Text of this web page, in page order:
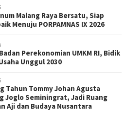
Malang Raya Bersatu, Siap
Menuju PORPAMNAS IX 2026
Perekonomian UMKM RI, Bidik
Unggul 2030
Tahun Tommy Johan Agusta
Joglo Seminingrat, Jadi Ruang
Aji dan Budaya Nusantara